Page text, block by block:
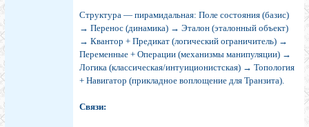
Структура — пирамидальная: Поле состояния (базис)
→ Перенос (динамика) → Эталон (эталонный объект)
→ Квантор + Предикат (логический ограничитель) →
Переменные + Операции (механизмы манипуляции) →
Логика (классическая/интуиционистская) → Топология
+ Навигатор (прикладное воплощение для Транзита).
Связи: